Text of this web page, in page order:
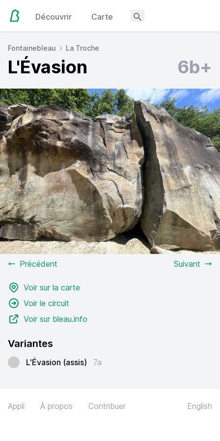
Découvrir Carte
Fontainebleau La Troche
L'Évasion 6b+
Précédent Suivant
Voir sur la carte
Voir le circuit
Voir sur bleau.info
Variantes
L'Évasion (assis) 7a
Appli À propos Contribuer English